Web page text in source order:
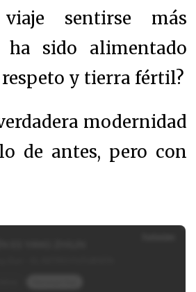
sentirse más
sido alimentado
y tierra fértil?
modernidad
de antes, pero con